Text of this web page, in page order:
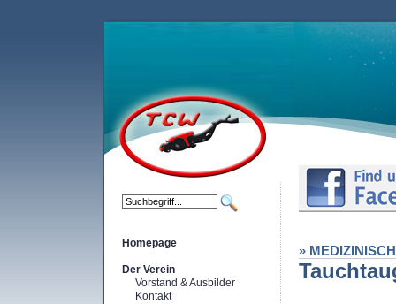
Homepage
Der Verein
Vorstand & Ausbilder
Kontakt
»